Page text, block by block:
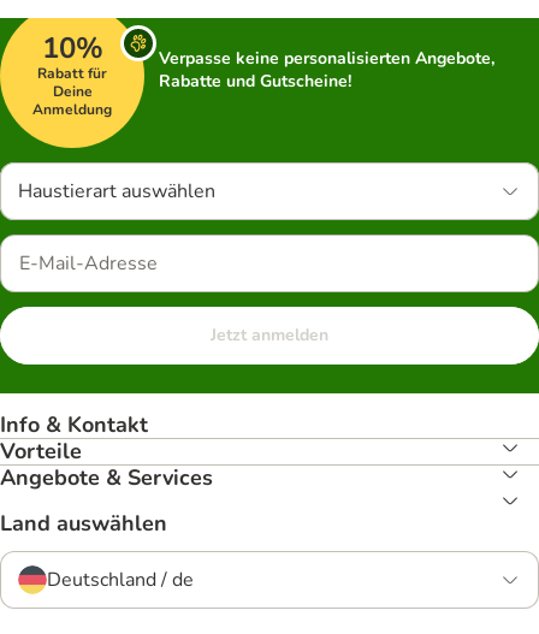
10%
Rabatt für
Deine
Anmeldung
Verpasse keine personalisierten Angebote,
Rabatte und Gutscheine!
Haustierart auswählen
Jetzt anmelden
Info & Kontakt
Vorteile
Angebote & Services
Land auswählen
Deutschland / de